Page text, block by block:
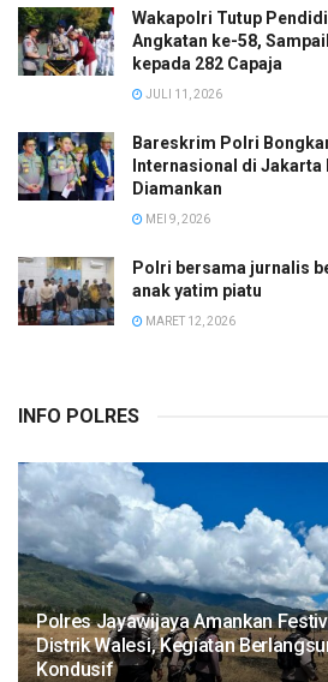
Wakapolri Tutup
Angkatan ke-58,
kepada 282 Capaja
JULI 11, 2026
Bareskrim Polri
Internasional di Jakarta
Diamankan
MEI 9, 2026
Polri bersama jurnalis
anak yatim piatu
MARET 12, 2026
INFO POLRES
Polres Jayawijaya Amankan
Distrik Walesi, Kegiatan
Kondusif